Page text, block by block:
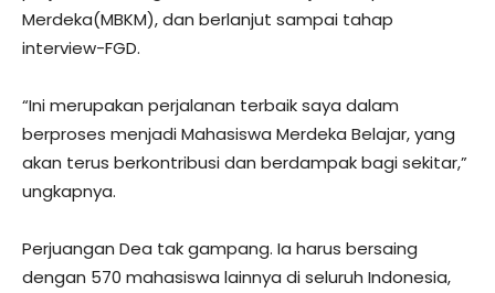
Merdeka(MBKM), dan berlanjut sampai tahap
interview-FGD.
“Ini merupakan perjalanan terbaik saya dalam
berproses menjadi Mahasiswa Merdeka Belajar, yang
akan terus berkontribusi dan berdampak bagi sekitar,”
ungkapnya.
Perjuangan Dea tak gampang. Ia harus bersaing
dengan 570 mahasiswa lainnya di seluruh Indonesia,